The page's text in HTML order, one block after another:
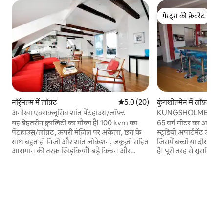
नॉर्र्मल्म में लॉफ़्ट औसत रेटिंग 5 में से 5.0, 20 समीक्षाएँ
5.0 (20)
अनोखा एक्सक्लूसिव शांत पेंटहाउस/लॉफ़्ट
यह बेहतरीन क्वालिटी का मौका है! 100 kvm का
पेंटहाउस/लॉफ़्ट, ऊपरी मंज़िल पर अकेला, छत के
साथ बहुत ही निजी और शांत लोकेशन, जकूज़ी सहित
आसमान की तरफ़ खिड़कियाँ। बड़े किचन और
गेस्ट्स की फ़ेवरेट
गेस्ट्स की फ़ेवरेट
कुंगशोल्मेन में लॉफ़्ट
KUNGSHOLMEN
STOCKH में दो
65 वर्ग मीटर का
स्टूडियो अपार्टमेंट
जिसमें बच्चों या
है। पूरी तरह से